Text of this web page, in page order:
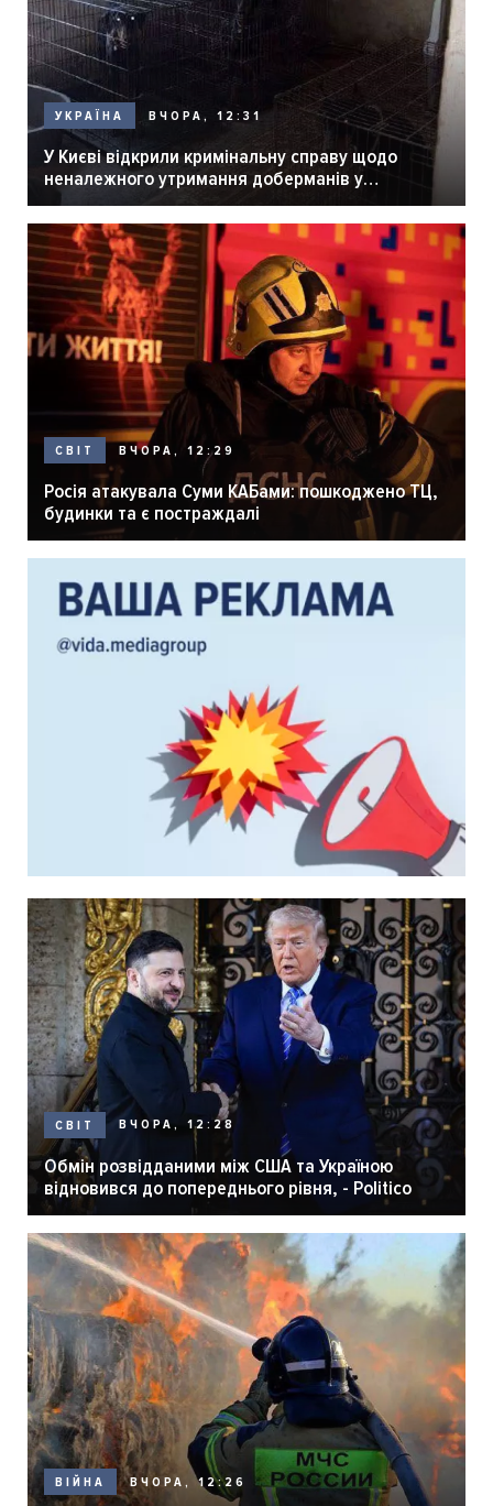
УКРАЇНА ВЧОРА, 12:31
У Києві відкрили кримінальну справу щодо
неналежного утримання доберманів у
розпліднику
СВІТ ВЧОРА, 12:29
Росія атакувала Суми КАБами: пошкоджено ТЦ,
будинки та є постраждалі
СВІТ ВЧОРА, 12:28
Обмін розвідданими між США та Україною
відновився до попереднього рівня, - Politico
ВІЙНА ВЧОРА, 12:26